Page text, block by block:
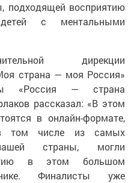
подходящей восприятию
с ментальными
дирекции
страна — моя Россия»
«Россия — страна
рассказал: «В этом
в онлайн-формате,
том числе из самых
страны, могли
в этом большом
Финалисты уже